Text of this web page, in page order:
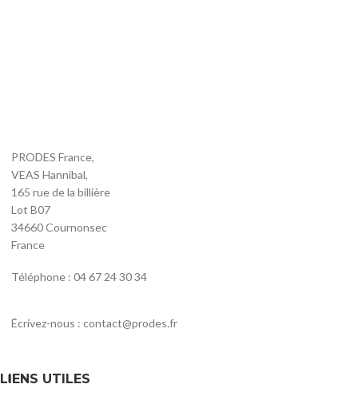
PRODES France,
VEAS Hannibal,
165 rue de la billière
Lot B07
34660 Cournonsec
France
Téléphone : 04 67 24 30 34
Écrivez-nous : contact@prodes.fr
LIENS UTILES